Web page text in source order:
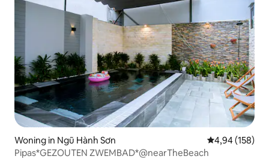
Woning in Ngũ Hành Sơn Gemiddelde
4,94 (158)
Pipas*GEZOUTEN ZWEMBAD*@nearTheBeach